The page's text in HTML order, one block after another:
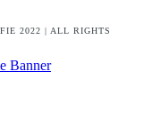
2022 | ALL RIGHTS
Banner